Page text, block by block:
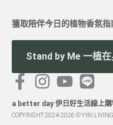
a better day 伊日好生活線上購
COPYRIGHT 2024-2026 © YIRI LIVING
獲取陪伴今日的植物香氛指
Stand by Me 一植